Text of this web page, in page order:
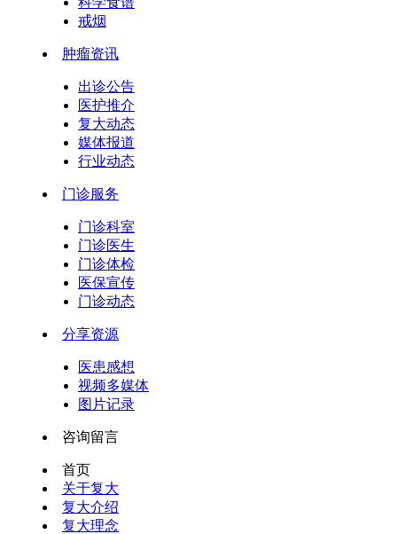
戒烟
肿瘤资讯
出诊公告
医护推介
复大动态
媒体报道
行业动态
门诊服务
门诊科室
门诊医生
门诊体检
医保宣传
门诊动态
分享资源
医患感想
视频多媒体
图片记录
咨询留言
首页
关于复大
复大介绍
复大理念